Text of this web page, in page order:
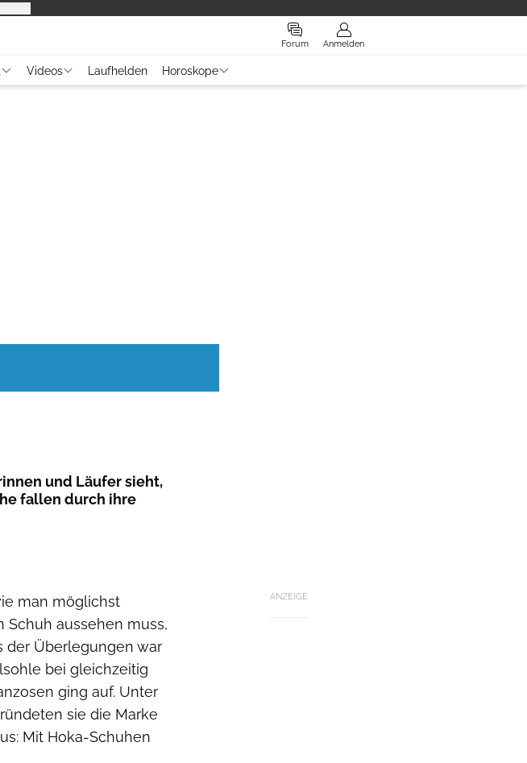
Forum Anmelden
Videos Laufhelden Horoskope
und Läufer sieht,
fallen durch ihre
ANZEIGE
man möglichst
Schuh aussehen muss,
der Überlegungen war
bei gleichzeitig
ging auf. Unter
sie die Marke
Mit Hoka-Schuhen